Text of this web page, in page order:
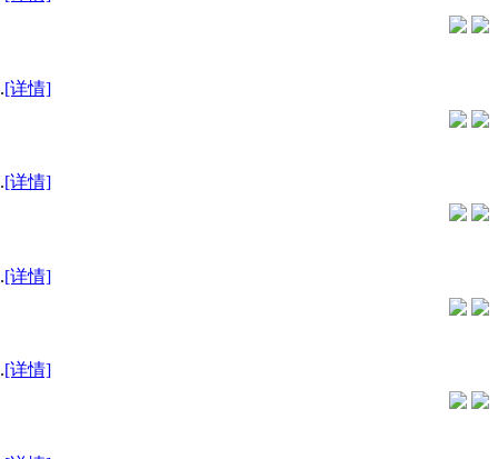
[详情]
[详情]
[详情]
[详情]